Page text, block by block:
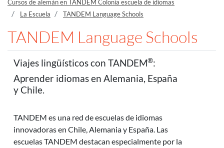
Cursos de alemán en TANDEM Colonia escuela de idiomas
La Escuela
TANDEM Language Schools
TANDEM Language Schools
Viajes lingüísticos con TANDEM®:
Aprender idiomas en Alemania, España
y Chile.
TANDEM es una red de escuelas de idiomas
innovadoras en Chile, Alemania y España. Las
escuelas TANDEM destacan especialmente por la